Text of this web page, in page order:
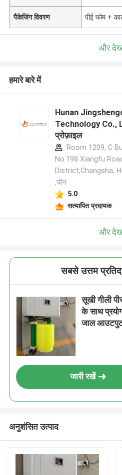
पैकेजिंग विवरण पीई फोम +
और
हमारे बारे में
Hunan
Technology Co.,
प्रोफ़ाइल
Room 1209, C
No.198 Xiangfu
District,Changsha,
,चीन
5.0
सत्यापित प्रदायक
और
सबसे उत्तम
सूखी गीली
के साथ
जाल
जारी रखें
अनुशंसित उत्पाद